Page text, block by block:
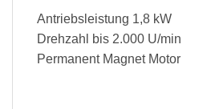
Antriebsleistung 1,8 kW
Drehzahl bis 2.000 U/min
Permanent Magnet Motor